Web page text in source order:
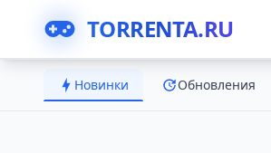
TORRENTA.RU
Новинки Обновления